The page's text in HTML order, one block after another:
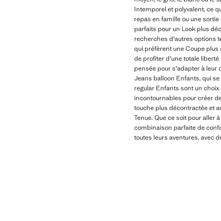
Intemporel et polyvalent, ce
repas en famille ou une
parfaits pour un Look plus
recherches d'autres options
qui préfèrent une Coupe
de profiter d'une totale
pensée pour s'adapter à leur
Jeans balloon Enfants, qui
regular Enfants sont un
incontournables pour créer
touche plus décontractée et
Tenue. Que ce soit pour aller
combinaison parfaite de
toutes leurs aventures, avec